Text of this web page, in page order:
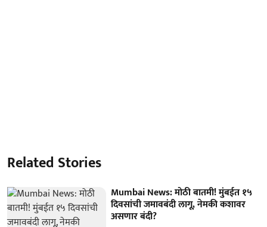
Related Stories
Mumbai News: मोठी बातमी! मुंबईत १५
दिवसांची जमावबंदी लागू, नेमकी कशावर
असणार बंदी?